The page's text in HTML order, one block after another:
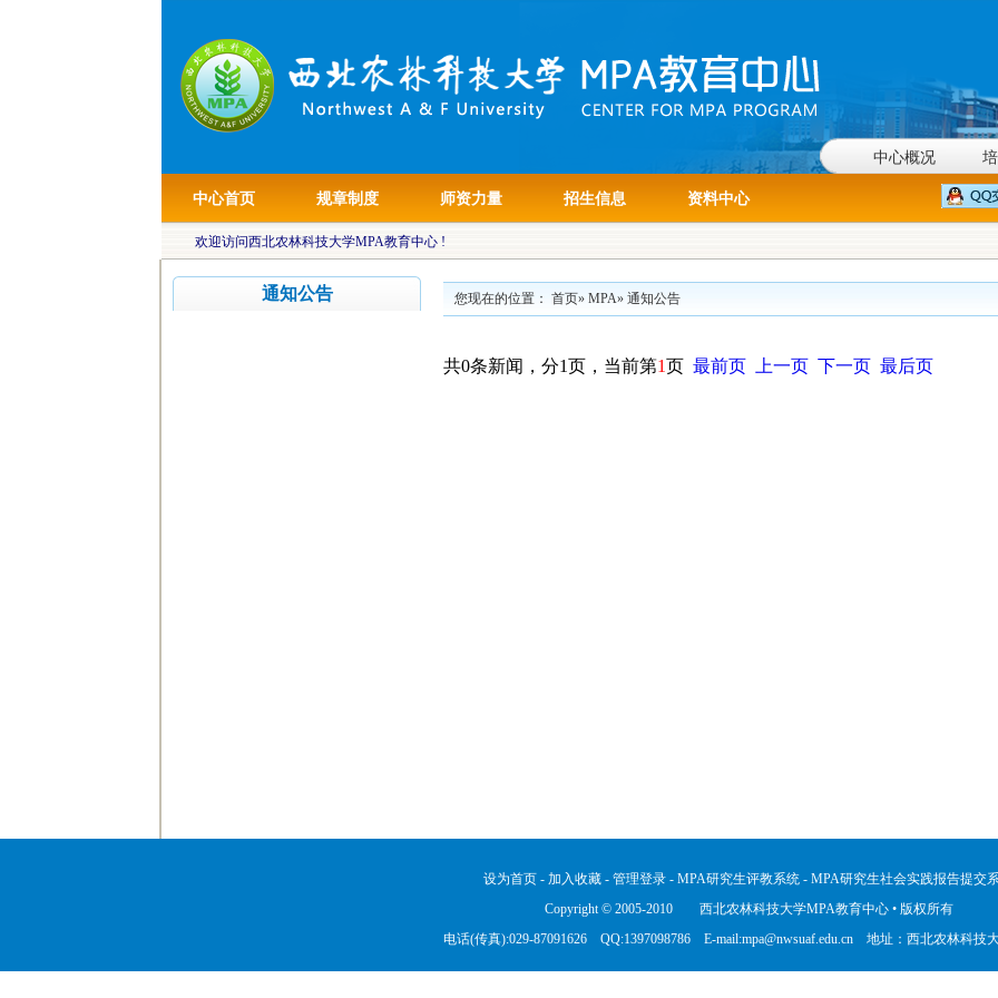
中心概况
中心首页 规章制度 师资力量 招生信息 资料中心
欢迎访问西北农林科技大学MPA教育中心 !
通知公告 您现在的位置： 首页» MPA» 通知公告
共0条新闻，分1页，当前第1页 最前页 上一页 下一页 最后页
设为首页 - 加入收藏 - 管理登录 - MPA研究生评教系统 - MPA研究生社会实践报告提交
Copyright © 2005-2010 西北农林科技大学MPA教育中心 • 版权所有
电话(传真):029-87091626 QQ:1397098786 E-mail:mpa@nwsuaf.edu.cn 地址：西北农林科技